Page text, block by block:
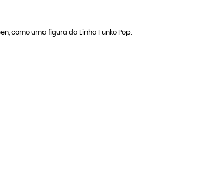
como uma figura da Linha Funko Pop.